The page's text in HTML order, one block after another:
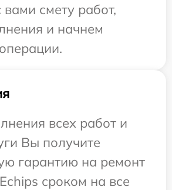
вами смету работ,
и начнем
всех работ и
Вы получите
гарантию на ремонт
сроком на все